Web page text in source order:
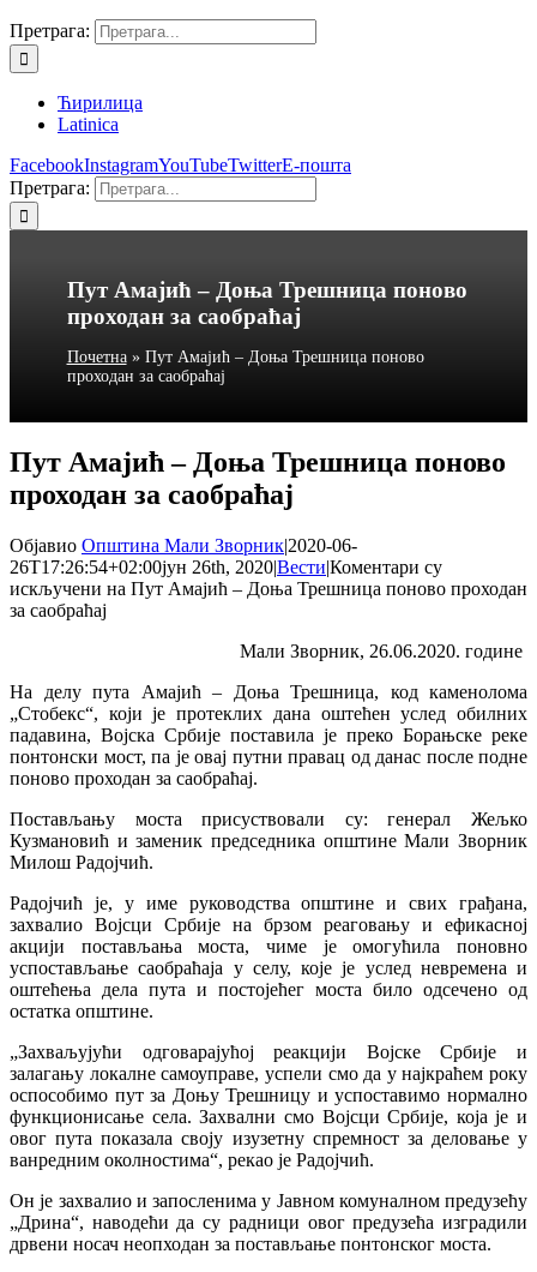
Претрага:
Ћирилица
Latinica
FacebookInstagramYouTubeTwitterЕ-пошта
Претрага:
Пут Амајић – Доња Трешница поново
проходан за саобраћај
Почетна» Пут Амајић – Доња Трешница поново
проходан за саобраћај
Пут Амајић – Доња Трешница поново
проходан за саобраћај
Објавио Општина Мали Зворник|2020-06-
26T17:26:54+02:00јун 26th, 2020|Вести|Коментари су
искључени на Пут Амајић – Доња Трешница поново проходан
за саобраћај
Мали Зворник, 26.06.2020. године
На делу пута Амајић – Доња Трешница, код каменолома
„Стобекс“, који је протеклих дана оштећен услед обилних
падавина, Војска Србије поставила је преко Борањске реке
понтонски мост, па је овај путни правац од данас после подне
поново проходан за саобраћај.
Постављању моста присуствовали су: генерал Жељко
Кузмановић и заменик председника општине Мали Зворник
Милош Радојчић.
Радојчић је, у име руководства општине и свих грађана,
захвалио Војсци Србије на брзом реаговању и ефикасној
акцији постављања моста, чиме је омогућила поновно
успостављање саобраћаја у селу, које је услед невремена и
оштећења дела пута и постојећег моста било одсечено од
остатка општине.
„Захваљујући одговарајућој реакцији Војске Србије и
залагању локалне самоуправе, успели смо да у најкраћем року
оспособимо пут за Доњу Трешницу и успоставимо нормално
функционисање села. Захвални смо Војсци Србије, која је и
овог пута показала своју изузетну спремност за деловање у
ванредним околностима“, рекао је Радојчић.
Он је захвалио и запосленима у Јавном комуналном предузећу
„Дрина“, наводећи да су радници овог предузећа изградили
дрвени носач неопходан за постављање понтонског моста.